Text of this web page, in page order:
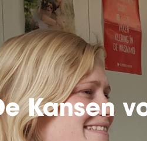
Kansen